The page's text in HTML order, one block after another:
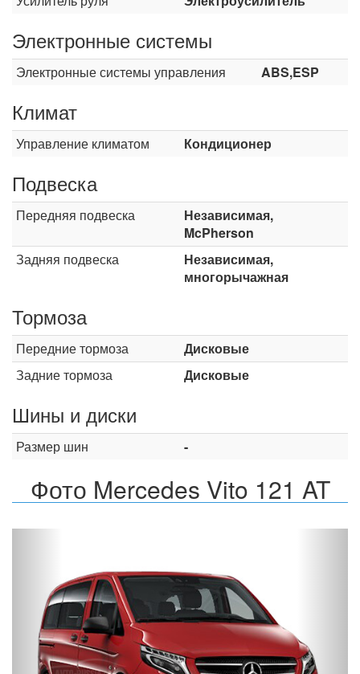
Электронные системы
Электронные системы управления ABS,ESP
Климат
Управление климатом Кондиционер
Подвеска
Передняя подвеска
Независимая,
McPherson
Задняя подвеска
Независимая,
многорычажная
Тормоза
Передние тормоза
Дисковые
Задние тормоза
Дисковые
Шины и диски
Размер шин -
Фото Mercedes Vito 121 AT